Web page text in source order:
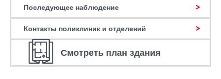
Последующее наблюдение
Контакты поликлиник и отделений
Смотреть план здания